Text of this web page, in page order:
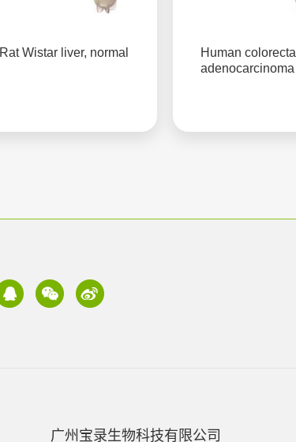
Rat Wistar liver, normal
Human colorectal
adenocarcinoma
广州宝录生物科技有限公司